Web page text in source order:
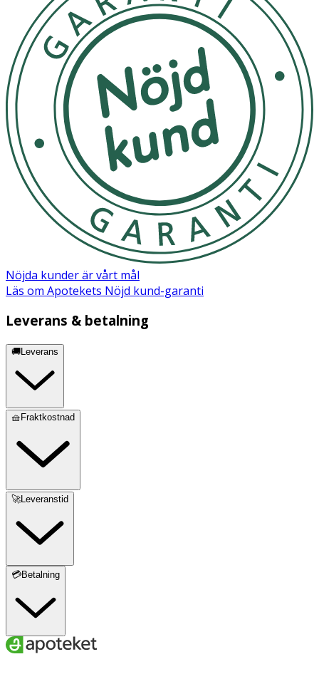
Nöjda kunder är vårt mål
Läs om Apotekets Nöjd kund-garanti
Leverans & betalning
🚚Leverans
🧺Fraktkostnad
🚀Leveranstid
💳Betalning